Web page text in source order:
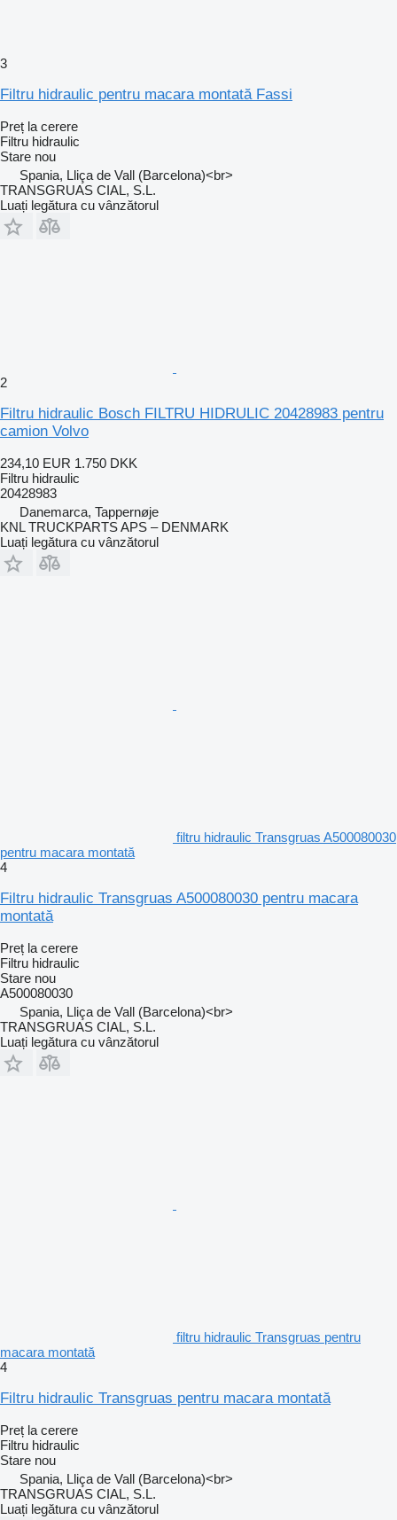
3
Filtru hidraulic pentru macara montată Fassi
Preț la cerere
Filtru hidraulic
Stare nou
Spania, Lliça de Vall (Barcelona)<br>
TRANSGRUAS CIAL, S.L.
Luați legătura cu vânzătorul
2
Filtru hidraulic Bosch FILTRU HIDRULIC 20428983 pentru
camion Volvo
234,10 EUR 1.750 DKK
Filtru hidraulic
20428983
Danemarca, Tappernøje
KNL TRUCKPARTS APS – DENMARK
Luați legătura cu vânzătorul
filtru hidraulic Transgruas A500080030
pentru macara montată
4
Filtru hidraulic Transgruas A500080030 pentru macara
montată
Preț la cerere
Filtru hidraulic
Stare nou
A500080030
Spania, Lliça de Vall (Barcelona)<br>
TRANSGRUAS CIAL, S.L.
Luați legătura cu vânzătorul
filtru hidraulic Transgruas pentru
macara montată
4
Filtru hidraulic Transgruas pentru macara montată
Preț la cerere
Filtru hidraulic
Stare nou
Spania, Lliça de Vall (Barcelona)<br>
TRANSGRUAS CIAL, S.L.
Luați legătura cu vânzătorul